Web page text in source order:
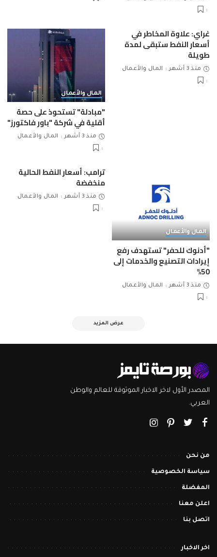
غراي: علاوة المخاطر في
أسعار النفط ستبقى لمدة
طويلة
منذ 3 أشهر المال والأعمال
المال والأعمال
"مبادلة" تستحوذ على حصة
أقلية في شركة "باور فاكتورز"
منذ 3 أشهر المال والأعمال
المال والأعمال
"أدنوك للحفر" تستهدف رفع
إيرادات التصنيع والخدمات إلى
50%
منذ 3 أشهر المال والأعمال
ترامب: أسعار النفط الحالية
منخفضة
منذ 3 أشهر المال والأعمال
عرض المزيد
المصدر الأول لاخر الاخبار الموثوقة للعالم والوطن
العربي.
من نحن
سياسة الخصوصية
المفضلة
اعلن معنا
اتصل بنا
اخر الاخبار